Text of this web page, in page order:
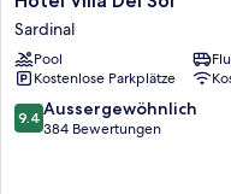
Villa
Del
Sol
Sardinal
Sardinal
Pool
Kostenlose Parkplätze
9.4
von
9.4 Aussergewöhnlich
384 Bewertungen